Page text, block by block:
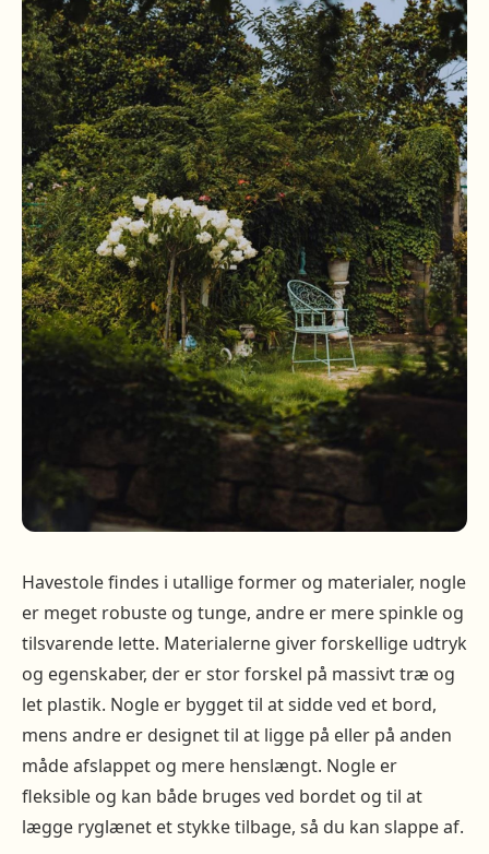
Havestole findes i utallige former og materialer, nogle
er meget robuste og tunge, andre er mere spinkle og
tilsvarende lette. Materialerne giver forskellige udtryk
og egenskaber, der er stor forskel på massivt træ og
let plastik. Nogle er bygget til at sidde ved et bord,
mens andre er designet til at ligge på eller på anden
måde afslappet og mere henslængt. Nogle er
fleksible og kan både bruges ved bordet og til at
lægge ryglænet et stykke tilbage, så du kan slappe af.